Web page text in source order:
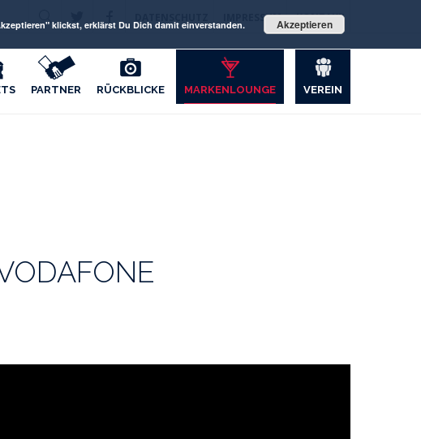
KONTAKT
IMPRESSUM
PARTNER RÜCKBLICKE MARKENLOUNGE VEREIN
klickst, erklärst Du Dich damit einverstanden. Akzeptieren